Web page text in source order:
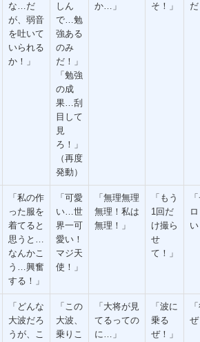
な…だ
が、弱音
を吐いて
いられる
か！」
しん
で…勉
強ある
のみ
だ！」
「勉強
の成
果…刮
目して
見
ろ！」
（再度
発動）
か…」
そ！」
「私の作
った服を
着てると
思うと…
なんかこ
う…興奮
する！」
「可愛
い…世
界一可
愛い！
マジ天
使！」
「無理無理
無理！私は
無理！」
「もう
1回だ
け撮ら
せ
て！」
ロ
「どんな
大波だろ
うが、こ
「この
大波、
乗りこ
「大将が見
てるっての
に…」
「波に
乗る
ぜ！」